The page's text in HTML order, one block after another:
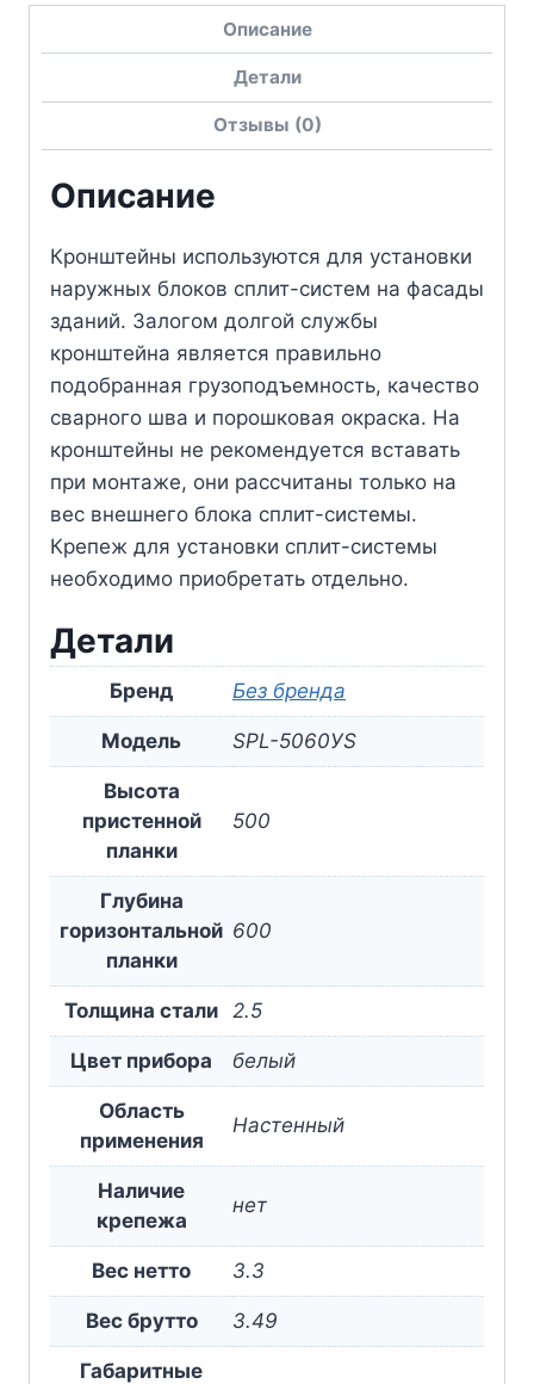
Описание
Детали
Отзывы (0)
Описание
Кронштейны используются для установки
наружных блоков сплит-систем на фасады
зданий. Залогом долгой службы
кронштейна является правильно
подобранная грузоподъемность, качество
сварного шва и порошковая окраска. На
кронштейны не рекомендуется вставать
при монтаже, они рассчитаны только на
вес внешнего блока сплит-системы.
Крепеж для установки сплит-системы
необходимо приобретать отдельно.
Детали
Бренд Без бренда
Модель SPL-5060УS
Высота
пристенной
планки
500
Глубина
горизонтальной
планки
600
Толщина стали 2.5
Цвет прибора белый
Область
применения
Настенный
Наличие
крепежа
нет
Вес нетто 3.3
Вес брутто 3.49
Габаритные